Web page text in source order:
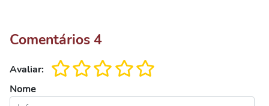
Comentários4
Avaliar:
Nome